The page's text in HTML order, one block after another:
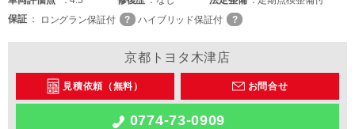
保証
ロングラン保証付 ハイブリッド保証付
京都トヨタ木津店
見積依頼（無料） お問合せ
0774-73-0909